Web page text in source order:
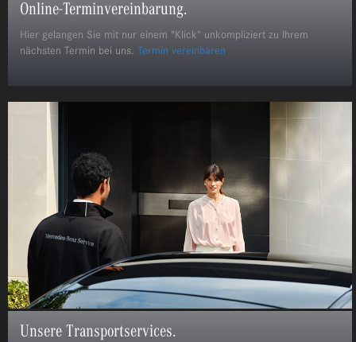
Online-Terminvereinbarung.
Hier gelangen Sie mit nur einem "Klick" unkompliziert zu Ihrem
nächsten Termin bei uns. Termin vereinbaren
Unsere Transportservices.